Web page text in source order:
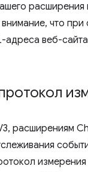
что
адреса веб-
расширениям